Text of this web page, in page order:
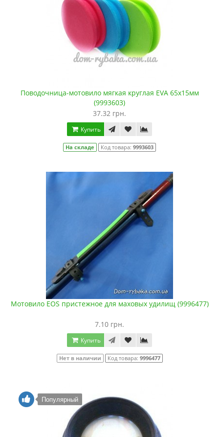
Поводочница-мотовило мягкая круглая EVA 65х15мм
(9993603)
37.32 грн.
Купить
На складе Код товара: 9993603
Мотовило EOS пристежное для маховых удилищ (9996477)
7.10 грн.
Купить
Нет в наличии Код товара: 9996477
Популярный